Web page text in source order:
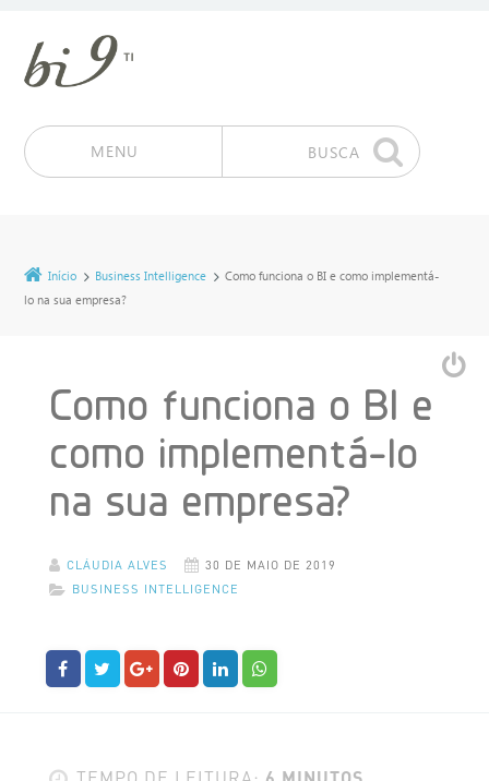
MENU BUSCA
Início Business Intelligence
Como funciona o BI e como implementá-
lo na sua empresa?
Como funciona o BI e
como implementá-lo
na sua empresa?
CLÁUDIA ALVES
30 DE MAIO DE 2019
BUSINESS INTELLIGENCE